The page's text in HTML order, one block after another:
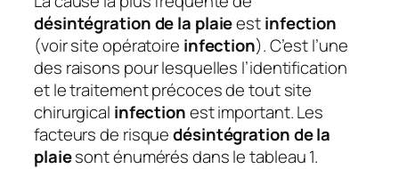
désintégration de la plaieestinfection
(voir site opératoire infection). C’est l’une
des raisons pour lesquelles l’identification
et le traitement précoces de tout site
chirurgical infectionest important. Les
facteurs de risquedésintégration de la
plaiesont énumérés dans le tableau 1.